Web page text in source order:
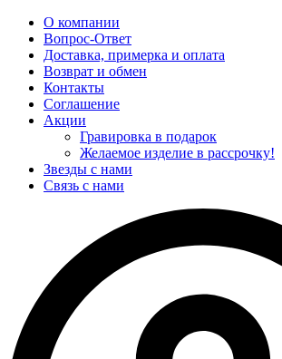
О компании
Вопрос-Ответ
Доставка, примерка и оплата
Возврат и обмен
Контакты
Соглашение
Акции
Гравировка в подарок
Желаемое изделие в рассрочку!
Звезды с нами
Связь с нами